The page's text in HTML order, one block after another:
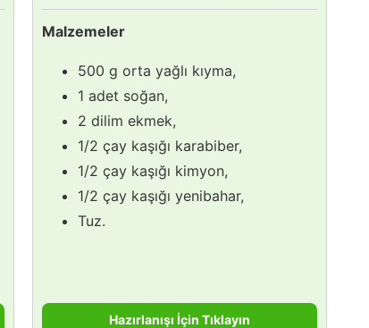
Malzemeler
500 g orta yağlı kıyma,
1 adet soğan,
2 dilim ekmek,
1/2 çay kaşığı karabiber,
1/2 çay kaşığı kimyon,
1/2 çay kaşığı yenibahar,
Tuz.
Hazırlanışı İçin Tıklayın